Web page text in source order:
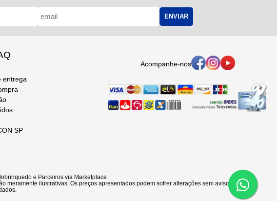
ENVIAR
entrega
SP
Acompanhe-nos
e Parceiros via Marketplace
meramente ilustrativas. Os preços apresentados podem sofrer alterações sem aviso prévio.